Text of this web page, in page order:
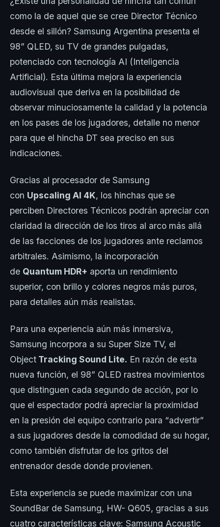
como la de aquel que se cree Director Técnico
desde el sillón? Samsung Argentina presenta el
98” QLED, su TV de grandes pulgadas,
potenciado con tecnología AI (Inteligencia
Artificial). Esta última mejora la experiencia
audiovisual que deriva en la posibilidad de
observar minuciosamente la calidad y la potencia
en los pases de los jugadores, detalle no menor
para que el hincha DT sea preciso en sus
indicaciones.
Gracias al procesador de Samsung
con Upscaling AI 4K, los hinchas que se
perciben Directores Técnicos podrán apreciar con
claridad la dirección de los tiros al arco más allá
de las facciones de los jugadores ante reclamos
arbitrales. Asimismo, la incorporación
de Quantum HDR+ aporta un rendimiento
superior, con brillo y colores negros más puros,
para detalles aún más realistas.
Para una experiencia aún más inmersiva,
Samsung incorpora a su Super Size TV, el
Object Tracking Sound Lite. En razón de esta
nueva función, el 98” QLED rastrea movimientos
que distinguen cada segundo de acción, por lo
que el espectador podrá apreciar la proximidad
en la presión del equipo contrario para “advertir”
a sus jugadores desde la comodidad de su hogar,
como también disfrutar de los gritos del
entrenador desde donde provienen.
Esta experiencia se puede maximizar con una
SoundBar de Samsung, HW- Q605, gracias a sus
cuatro características clave: Samsung Acoustic